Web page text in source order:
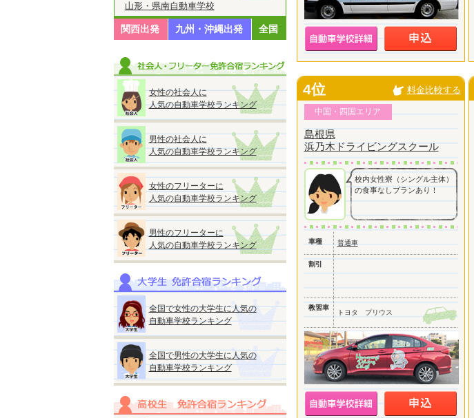
山形・県南自動車学校
関西出発 九州・沖縄出発 全国
女性の社会人に
人気の自動車学校ランキング
男性の社会人に
人気の自動車学校ランキング
女性のフリーターに
人気の自動車学校ランキング
男性のフリーターに
人気の自動車学校ランキング
全国で女性の大学生に人気の
自動車学校ランキング
全国で男性の大学生に人気の
自動車学校ランキング
4位 料金比較する
中国・四国エリア
島根県
浜乃木ドライビングスクール
校内女性寮（シングル主体）
の食事なしプランあり！
車種 普通車
割引
教習車
トヨタ プリウス